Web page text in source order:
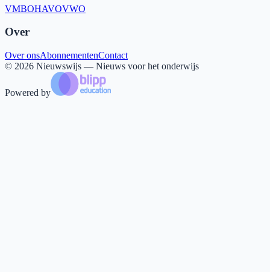
VMBOHAVOVWO
Over
Over onsAbonnementenContact
© 2026 Nieuwswijs — Nieuws voor het onderwijs
Powered by